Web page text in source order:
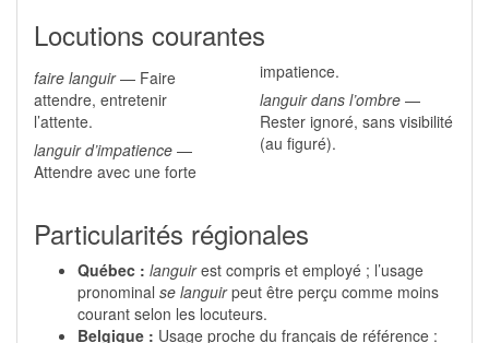
Locutions courantes
faire languir— Faire
attendre, entretenir
l’attente.
languir d’impatience —
Attendre avec une forte
impatience.
languir dans l’ombre —
Rester ignoré, sans visibilité
(au figuré).
Particularités régionales
Québec : languirest compris et employé ; l’usage
pronominal se languirpeut être perçu comme moins
courant selon les locuteurs.
Belgique : Usage proche du français de référence :